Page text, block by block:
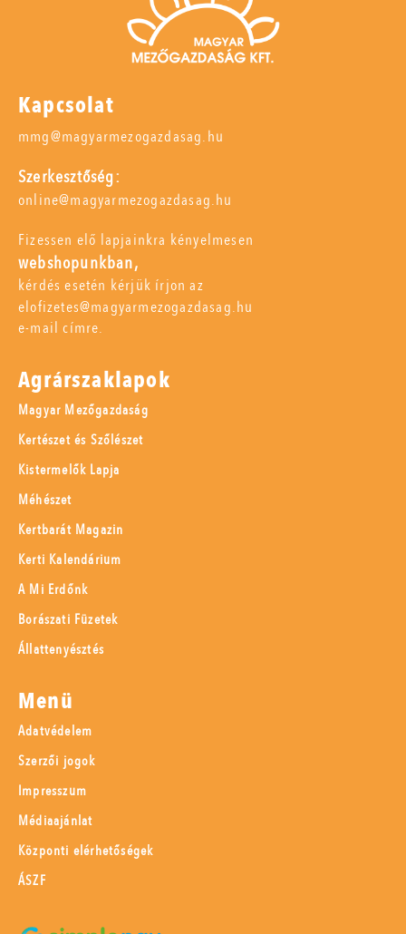
Kapcsolat
mmg@magyarmezogazdasag.hu
Szerkesztőség:
online@magyarmezogazdasag.hu
Fizessen elő lapjainkra kényelmesen
webshopunkban,
kérdés esetén kérjük írjon az
elofizetes@magyarmezogazdasag.hu
e-mail címre.
Agrárszaklapok
Magyar Mezőgazdaság
Kertészet és Szőlészet
Kistermelők Lapja
Méhészet
Kertbarát Magazin
Kerti Kalendárium
A Mi Erdőnk
Borászati Füzetek
Állattenyésztés
Menü
Adatvédelem
Szerzői jogok
Impresszum
Médiaajánlat
Központi elérhetőségek
ÁSZF